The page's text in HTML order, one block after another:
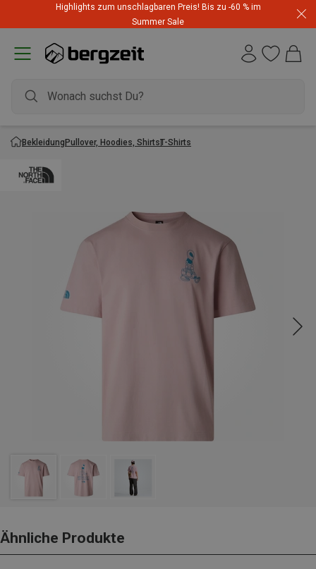
Highlights zum unschlagbaren Preis! Bis zu -60 % im
Summer Sale
BekleidungPullover, Hoodies, ShirtsT-Shirts
Ähnliche Produkte